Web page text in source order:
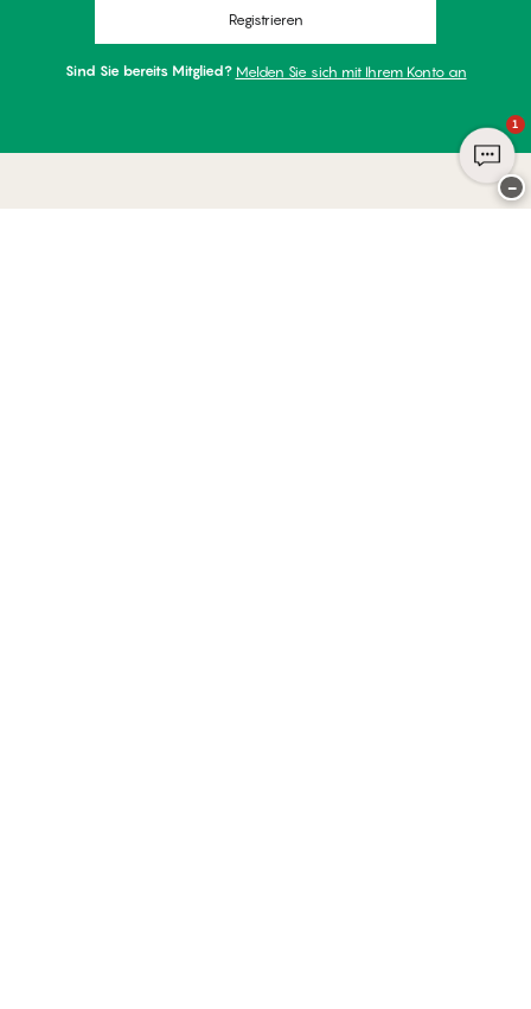
Registrieren
Sind Sie bereits Mitglied? Melden Sie sich mit Ihrem Konto an
1
−